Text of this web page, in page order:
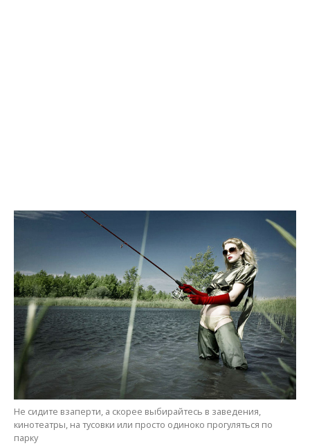
Не сидите взаперти, а скорее выбирайтесь в заведения,
кинотеатры, на тусовки или просто одиноко прогуляться по
парку